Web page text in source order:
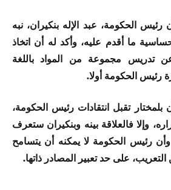
الحكومة، عبد الإله بنكيران، نبه
ما أقدم عليه، وأكد له أن اتخاذ
تدريس مجموعة من المواد باللغة
رئيس الحكومة أولا.
تقبل انتقادات رئيس الحكومة،
وإلا فالعلاقة بينه وبنكيران ستعرف
رئيس الحكومة لا يمكنه أن يتسامح
على حد تعبير المصادر ذاتها.